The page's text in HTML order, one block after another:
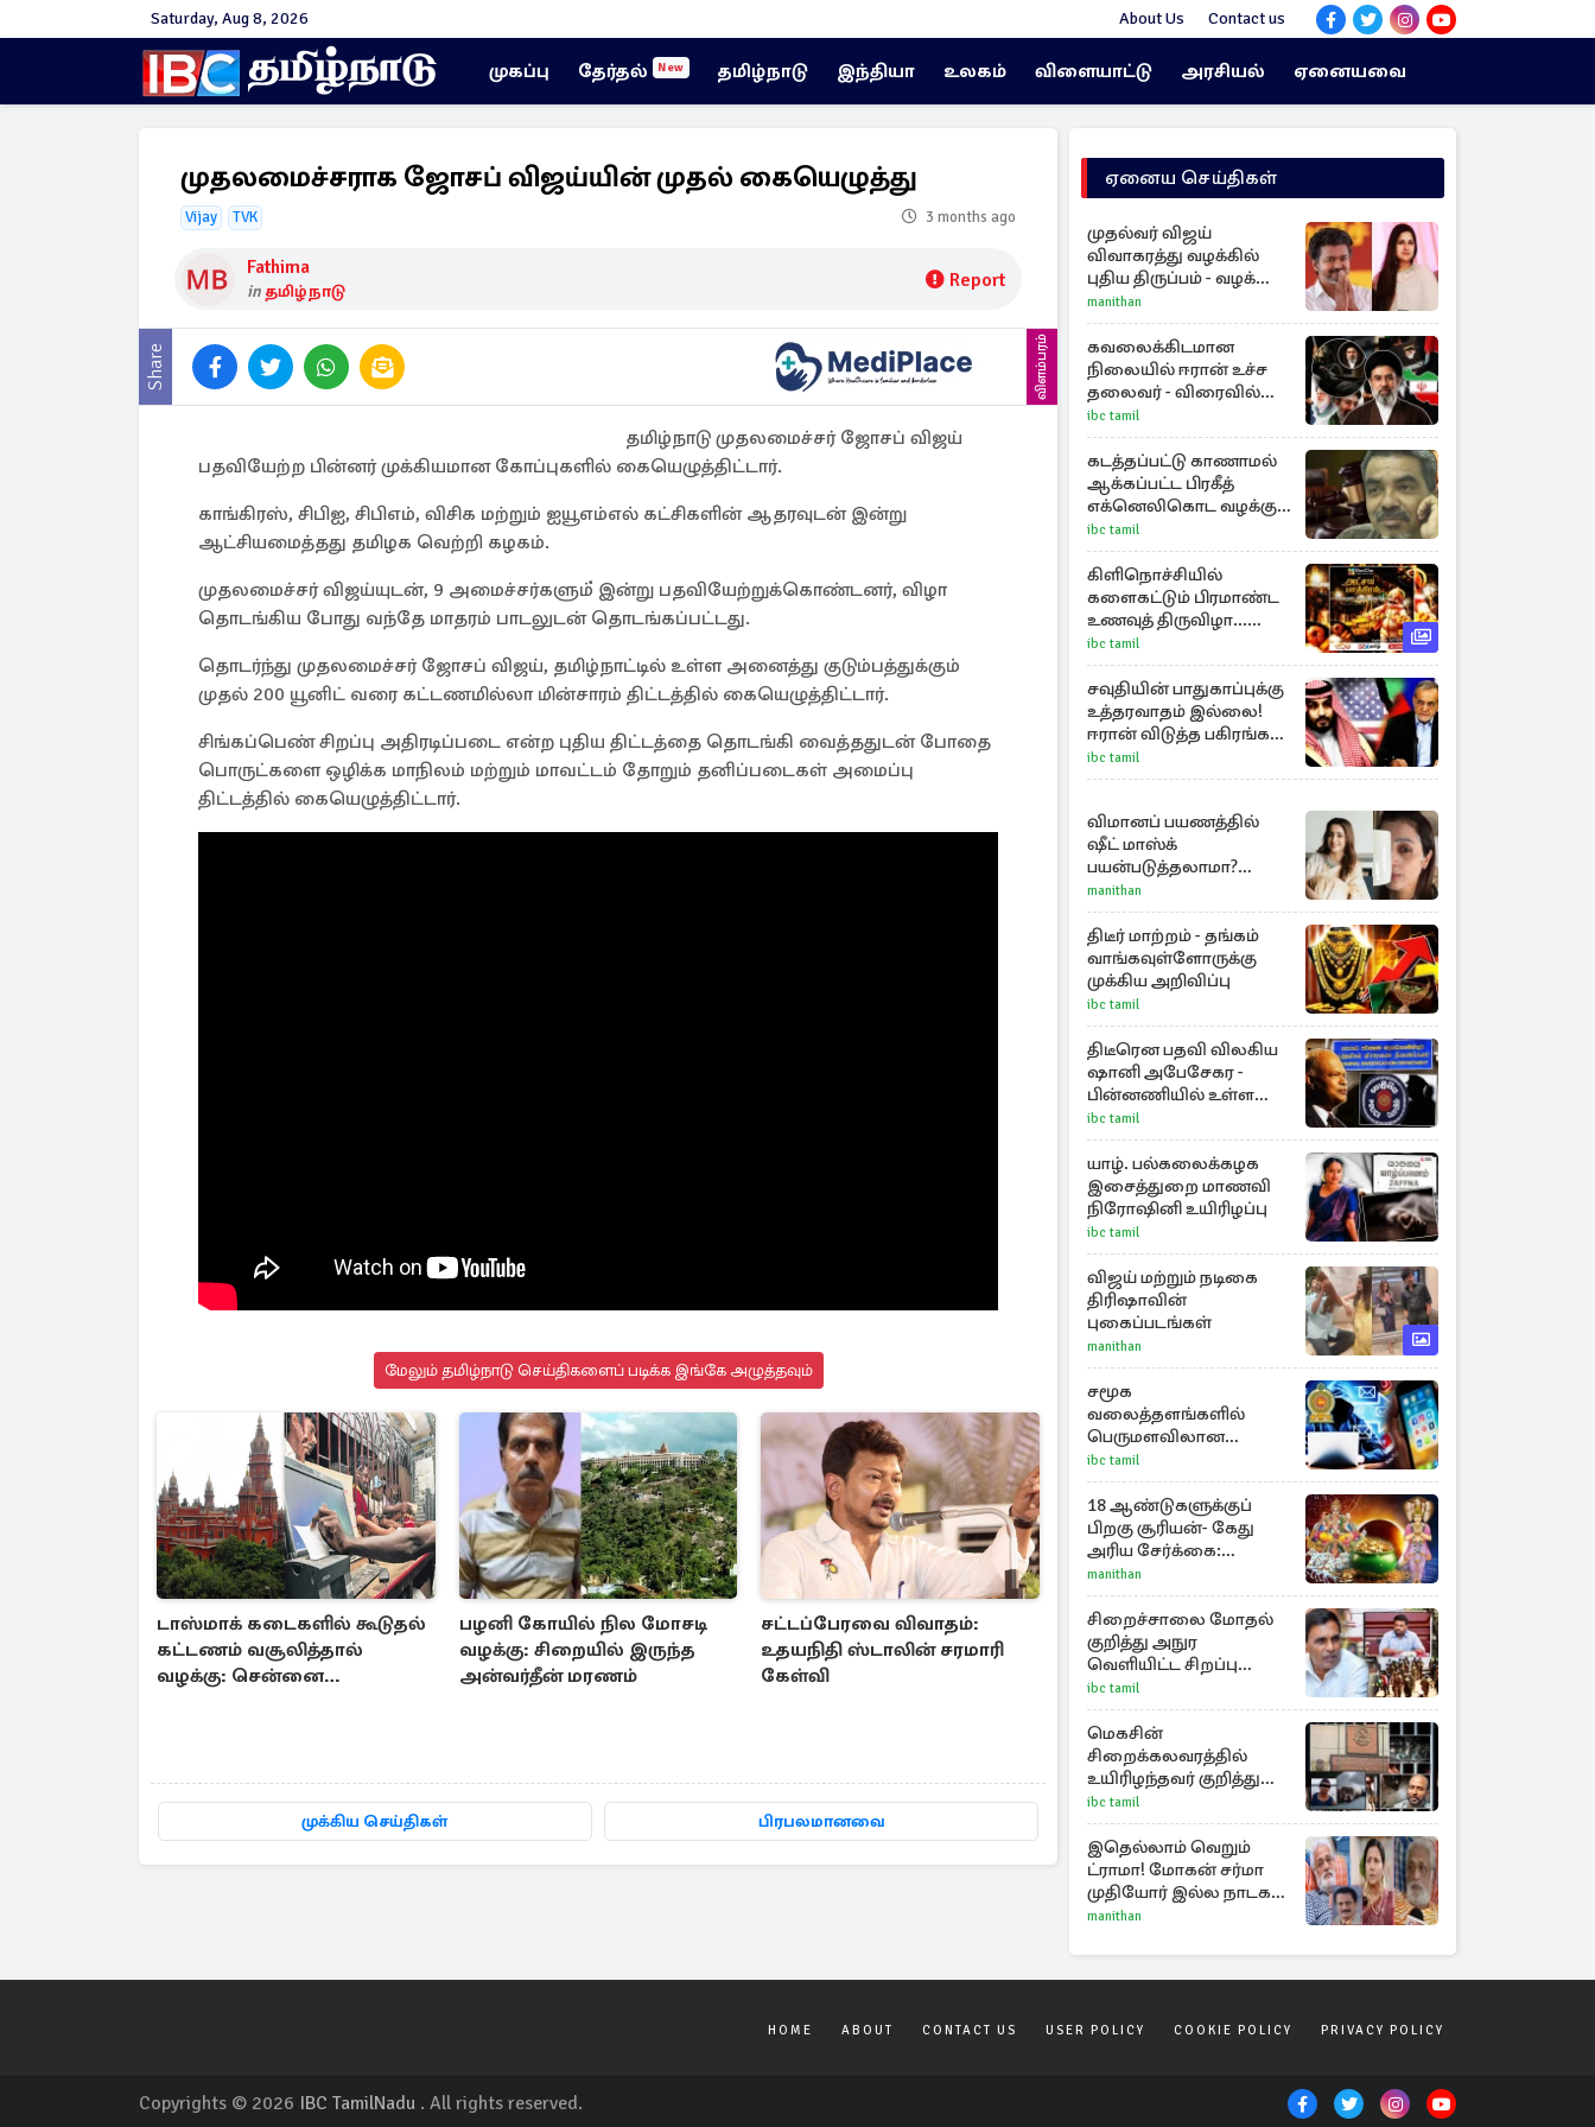
Saturday, Aug 8, 2026 About Us Contact us
முகப்பு தேர்தல் New தமிழ்நாடு இந்தியா உலகம் விளையாட்டு அரசியல் ஏனையவை
முதலமைச்சராக ஜோசப் விஜய்யின் முதல் கையெழுத்து
Vijay TVK 3 months ago
Fathima
in தமிழ்நாடு Report
Share விளம்பரம்
தமிழ்நாடு முதலமைச்சர் ஜோசப் விஜய்
பதவியேற்ற பின்னர் முக்கியமான கோப்புகளில் கையெழுத்திட்டார்.
காங்கிரஸ், சிபிஐ, சிபிஎம், விசிக மற்றும் ஐயூஎம்எல் கட்சிகளின் ஆதரவுடன் இன்று
ஆட்சியமைத்தது தமிழக வெற்றி கழகம்.
முதலமைச்சர் விஜய்யுடன், 9 அமைச்சர்களும் ்இன்று பதவியேற்றுக்கொண்டனர், விழா
தொடங்கிய போது வந்தே மாதரம் பாடலுடன் தொடங்கப்பட்டது.
தொடர்ந்து முதலமைச்சர் ஜோசப் விஜய், தமிழ்நாட்டில் உள்ள அனைத்து குடும்பத்துக்கும்
முதல் 200 யூனிட் வரை கட்டணமில்லா மின்சாரம் திட்டத்தில் கையெழுத்திட்டார்.
சிங்கப்பெண் சிறப்பு அதிரடிப்படை என்ற புதிய திட்டத்தை தொடங்கி வைத்ததுடன் போதை
பொருட்களை ஒழிக்க மாநிலம் மற்றும் மாவட்டம் தோறும் தனிப்படைகள் அமைப்பு
திட்டத்தில் கையெழுத்திட்டார்.
மேலும் தமிழ்நாடு செய்திகளைப் படிக்க இங்கே அழுத்தவும்
டாஸ்மாக் கடைகளில் கூடுதல்
கட்டணம் வசூலித்தால்
வழக்கு: சென்னை
பழனி கோயில் நில மோசடி
வழக்கு: சிறையில் இருந்த
அன்வர்தீன் மரணம்
சட்டப்பேரவை விவாதம்:
உதயநிதி ஸ்டாலின் சரமாரி
கேள்வி
முக்கிய செய்திகள் பிரபலமானவை
ஏனைய செய்திகள்
முதல்வர் விஜய்
விவாகரத்து வழக்கில்
புதிய திருப்பம் - வழக்கை
வாபஸ் பெற்ற சங்கீதா!
manithan
கவலைக்கிடமான
நிலையில் ஈரான் உச்ச
தலைவர் - விரைவில்
மறைவு குறித்த செய்தி
ibc tamil
கடத்தப்பட்டு காணாமல்
ஆக்கப்பட்ட பிரகீத்
எக்னெலிகொட வழக்கு :
நீதிமன்றம் பிறப்பித்த
உத்தரவு
ibc tamil
கிளிநொச்சியில்
களைகட்டும் பிரமாண்ட
உணவுத் திருவிழா...
றீ(ச்)ஷாவில்
கொண்டாட்டம்!
ibc tamil
சவுதியின் பாதுகாப்புக்கு
உத்தரவாதம் இல்லை!
ஈரான் விடுத்த பகிரங்க
எச்சரிக்கை
ibc tamil
விமானப் பயணத்தில்
ஷீட் மாஸ்க்
பயன்படுத்தலாமா?
திரிஷாவின் வைரல்
செல்ஃபிக்கு மருத்துவர்
விளக்கம்
manithan
திடீர் மாற்றம் - தங்கம்
வாங்கவுள்ளோருக்கு
முக்கிய அறிவிப்பு
ibc tamil
திடீரென பதவி விலகிய
ஷானி அபேசேகர -
பின்னணியில் உள்ள
காரணம்
ibc tamil
யாழ். பல்கலைக்கழக
இசைத்துறை மாணவி
நிரோஷினி உயிரிழப்பு
ibc tamil
விஜய் மற்றும் நடிகை
திரிஷாவின்
புகைப்படங்கள்
manithan
சமூக
வலைத்தளங்களில்
பெருமளவிலான
மோசடித் திட்டம்:
பொதுமக்களுக்கு
எச்சரிக்கை!
ibc tamil
18 ஆண்டுகளுக்குப்
பிறகு சூரியன்- கேது
அரிய சேர்க்கை:
அதிர்ஷ்டம் பெறும் 3
ராசிகள்!
manithan
சிறைச்சாலை மோதல்
குறித்து அநுர
வெளியிட்ட சிறப்பு
அறிக்கை
ibc tamil
மெகசின்
சிறைக்கலவரத்தில்
உயிரிழந்தவர் குறித்து
வெளியான தகவல்!
ibc tamil
இதெல்லாம் வெறும்
ட்ராமா! மோகன் சர்மா
முதியோர் இல்ல நாடகம்
குறித்து குட்டி பத்மினி
manithan
HOME ABOUT CONTACT US USER POLICY COOKIE POLICY PRIVACY POLICY
Copyrights © 2026 IBC TamilNadu . All rights reserved.